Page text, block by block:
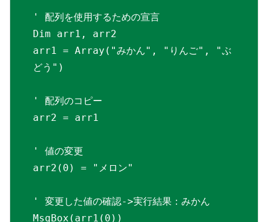
' 配列を使用するための宣言
Dim arr1, arr2
arr1 = Array("みかん", "りんご", "ぶ
どう")
' 配列のコピー
arr2 = arr1
' 値の変更
arr2(0) = "メロン"
' 変更した値の確認->実行結果：みかん
MsgBox(arr1(0))